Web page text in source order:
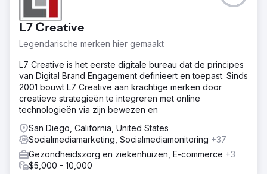
L7 Creative
Legendarische merken hier gemaakt
L7 Creative is het eerste digitale bureau dat de principes
van Digital Brand Engagement definieert en toepast. Sinds
2001 bouwt L7 Creative aan krachtige merken door
creatieve strategieën te integreren met online
technologieën via zijn bewezen en
San Diego, California, United States
Socialmediamarketing, Socialmediamonitoring +37
Gezondheidszorg en ziekenhuizen, E-commerce +3
$5,000 - 10,000